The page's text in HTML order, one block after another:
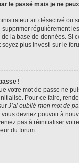
le passé mais je ne
ait désactivé ou
supprimer régulièrement
la base de données. Si
plus investi sur le
!
votre mot de passe ne
Pour ce faire,
J’ai oublié mon mot de
devriez pouvoir à
pas à réinitialiser
du forum.